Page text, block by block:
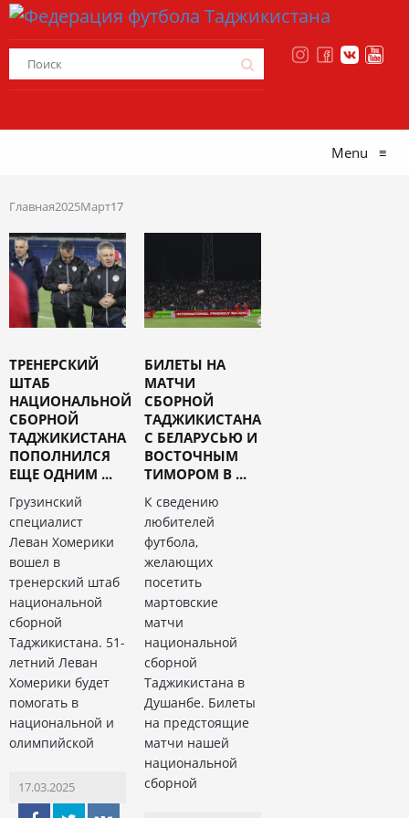
Menu ≡
Главная2025Март17
ТРЕНЕРСКИЙ
ШТАБ
НАЦИОНАЛЬНОЙ
СБОРНОЙ
ТАДЖИКИСТАНА
ПОПОЛНИЛСЯ
ЕЩЕ ОДНИМ ...
Грузинский
специалист
Леван Хомерики
вошел в
тренерский штаб
национальной
сборной
Таджикистана. 51-
летний Леван
Хомерики будет
помогать в
национальной и
олимпийской
17.03.2025
БИЛЕТЫ НА
МАТЧИ
СБОРНОЙ
ТАДЖИКИСТАНА
С БЕЛАРУСЬЮ И
ВОСТОЧНЫМ
ТИМОРОМ В ...
К сведению
любителей
футбола,
желающих
посетить
мартовские
матчи
национальной
сборной
Таджикистана в
Душанбе. Билеты
на предстоящие
матчи нашей
национальной
сборной